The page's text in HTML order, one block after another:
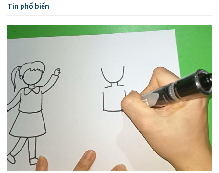
Tin phổ biến